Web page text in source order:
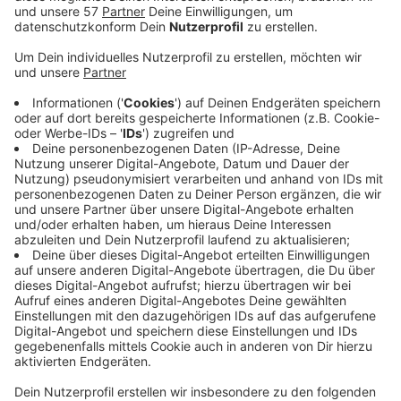
Aachen die offenen Bachläufe und einige Brunnen
außer Betrieb genommen.
Der Wasserlauf des offen gelegten Johannisbachs am
Lindenplatz und in der Rinne am Annuntiatenbach
versiegt am Mittwoch (18. Oktober). Denn der Herbst
bringe es mit sich, dass zu viel Laub zu Boden und in
die Rinne des Johannisbachs fällt und die Rinne sehr
oft gereinigt werden muss, heißt es von der Stadt. Der
Spielplatz am Lindenplatz wird bis zum Frühjahr 2024
nicht mehr mit Wasser versorgt.
Am Donnerstag (19. Oktober) werden außerdem einige
Brunnen in der Innenstadt außer Betrieb genommen. Es
betrifft alle Brunnen, die über die Druckleitung des
Paubachs mit Wasser versorgt werden. Das sind die
Brunnen Kuckhoffstraße, Türe-Lüre-Ließchen (Foto